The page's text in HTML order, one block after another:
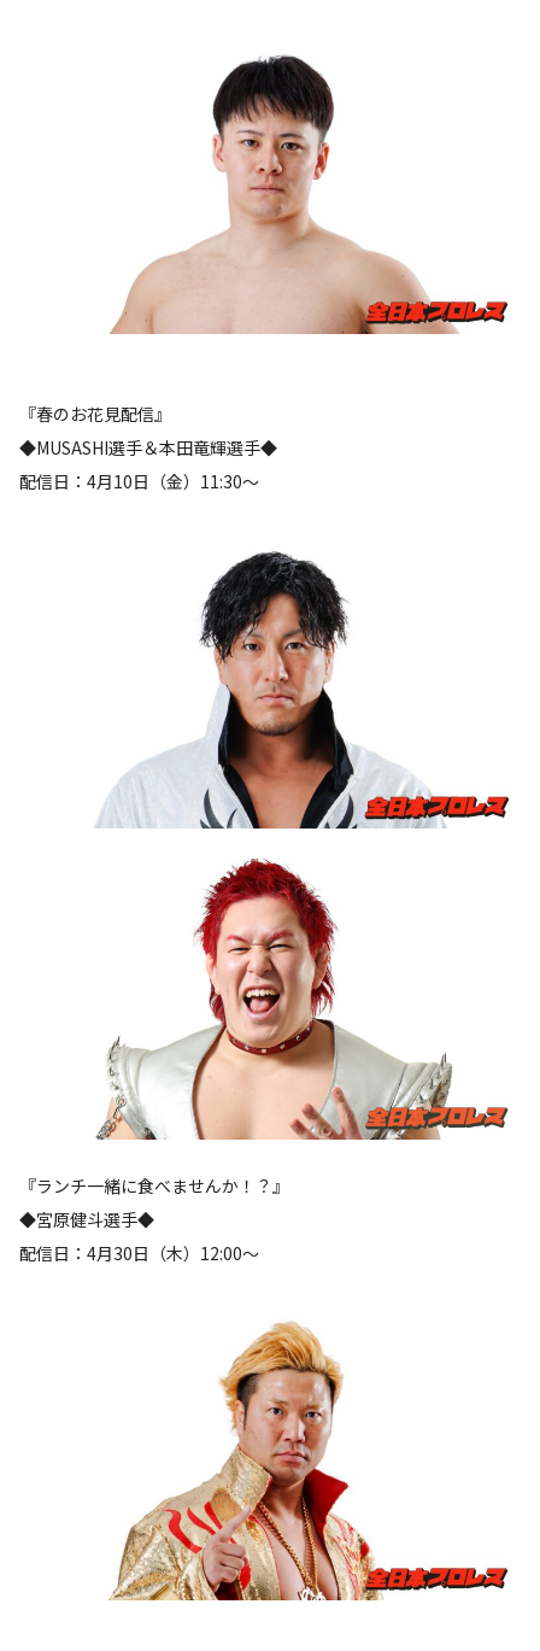
『春のお花見配信』
◆MUSASHI選手＆本田竜輝選手◆
配信日：4月10日（金）11:30〜
『ランチ一緒に食べませんか！？』
◆宮原健斗選手◆
配信日：4月30日（木）12:00〜